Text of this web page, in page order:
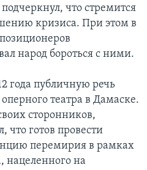
что стремится
кризиса. При этом в
народ бороться с ними.
года публичную речь
театра в Дамаске.
сторонников,
что готов провести
перемирия в рамках
нацеленного на